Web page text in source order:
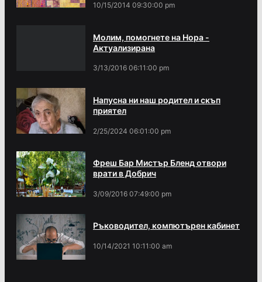
10/15/2014 09:30:00 pm
Молим, помогнете на Нора -
Актуализирана
3/13/2016 06:11:00 pm
Напусна ни наш родител и скъп
приятел
2/25/2024 06:01:00 pm
Фреш Бар Мистър Бленд отвори
врати в Добрич
3/09/2016 07:49:00 pm
Ръководител, компютърен кабинет
10/14/2021 10:11:00 am